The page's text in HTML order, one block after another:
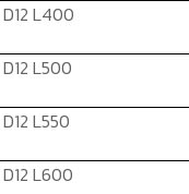
D12 L400
D12 L500
D12 L550
D12 L600